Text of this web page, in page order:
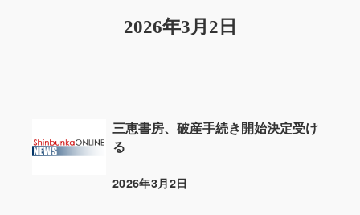
2026年3月2日
三恵書房、破産手続き開始決定受け
る
投稿日
2026年3月2日